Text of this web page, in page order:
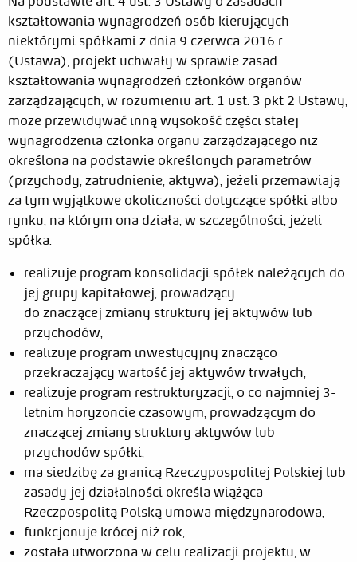
kształtowania wynagrodzeń osób kierujących
niektórymi spółkami z dnia 9 czerwca 2016 r.
(Ustawa), projekt uchwały w sprawie zasad
kształtowania wynagrodzeń członków organów
zarządzających, w rozumieniu art. 1 ust. 3 pkt 2 Ustawy,
może przewidywać inną wysokość części stałej
wynagrodzenia członka organu zarządzającego niż
określona na podstawie określonych parametrów
(przychody, zatrudnienie, aktywa), jeżeli przemawiają
za tym wyjątkowe okoliczności dotyczące spółki albo
rynku, na którym ona działa, w szczególności, jeżeli
spółka:
realizuje program konsolidacji spółek należących do
jej grupy kapitałowej, prowadzący
do znaczącej zmiany struktury jej aktywów lub
przychodów,
realizuje program inwestycyjny znacząco
przekraczający wartość jej aktywów trwałych,
realizuje program restrukturyzacji, o co najmniej 3-
letnim horyzoncie czasowym, prowadzącym do
znaczącej zmiany struktury aktywów lub
przychodów spółki,
ma siedzibę za granicą Rzeczypospolitej Polskiej lub
zasady jej działalności określa wiążąca
Rzeczpospolitą Polską umowa międzynarodowa,
funkcjonuje krócej niż rok,
została utworzona w celu realizacji projektu, w